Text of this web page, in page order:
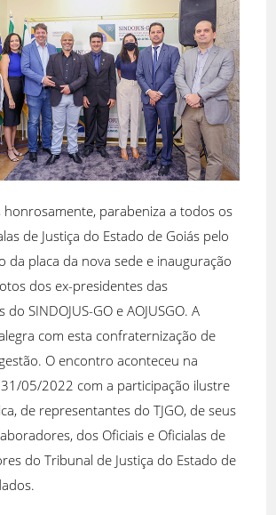
honrosamente, parabeniza a todos os
de Justiça do Estado de Goiás pelo
da placa da nova sede e inauguração
dos ex-presidentes das
SINDOJUS-GO e AOJUSGO. A
com esta confraternização de
O encontro aconteceu na
05/2022 com a participação ilustre
de representantes do TJGO, de seus
dos Oficiais e Oficialas de
do Tribunal de Justiça do Estado de